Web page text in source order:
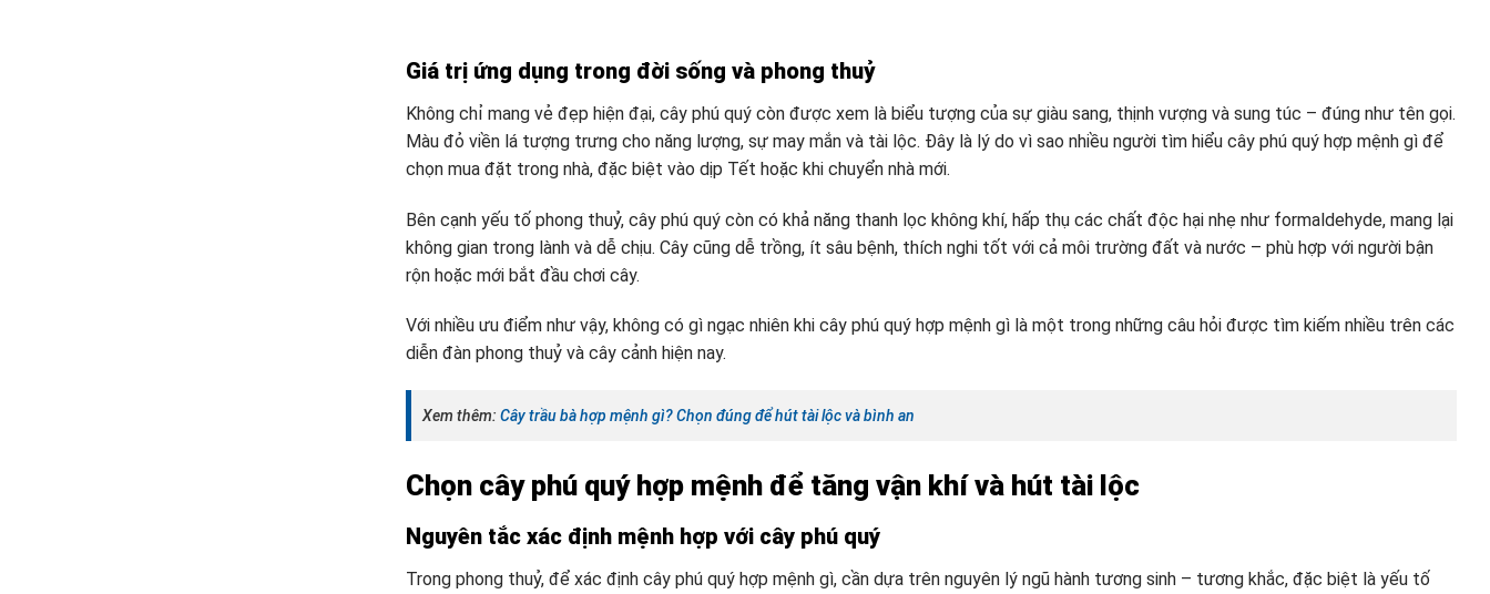
Giá trị ứng dụng trong đời sống và phong thuỷ
Không chỉ mang vẻ đẹp hiện đại, cây phú quý còn được xem là biểu tượng của sự giàu sang, thịnh vượng và sung túc – đúng như tên gọi.
Màu đỏ viền lá tượng trưng cho năng lượng, sự may mắn và tài lộc. Đây là lý do vì sao nhiều người tìm hiểu cây phú quý hợp mệnh gì để
chọn mua đặt trong nhà, đặc biệt vào dịp Tết hoặc khi chuyển nhà mới.
Bên cạnh yếu tố phong thuỷ, cây phú quý còn có khả năng thanh lọc không khí, hấp thụ các chất độc hại nhẹ như formaldehyde, mang lại
không gian trong lành và dễ chịu. Cây cũng dễ trồng, ít sâu bệnh, thích nghi tốt với cả môi trường đất và nước – phù hợp với người bận
rộn hoặc mới bắt đầu chơi cây.
Với nhiều ưu điểm như vậy, không có gì ngạc nhiên khi cây phú quý hợp mệnh gì là một trong những câu hỏi được tìm kiếm nhiều trên các
diễn đàn phong thuỷ và cây cảnh hiện nay.
Xem thêm: Cây trầu bà hợp mệnh gì? Chọn đúng để hút tài lộc và bình an
Chọn cây phú quý hợp mệnh để tăng vận khí và hút tài lộc
Nguyên tắc xác định mệnh hợp với cây phú quý
Trong phong thuỷ, để xác định cây phú quý hợp mệnh gì, cần dựa trên nguyên lý ngũ hành tương sinh – tương khắc, đặc biệt là yếu tố